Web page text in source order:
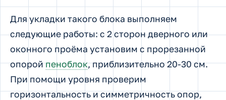
Для укладки такого блока выполняем
следующие работы: с 2 сторон дверного или
оконного проёма установим с прорезанной
опоройпеноблок, приблизительно 20-30 см.
При помощи уровня проверим
горизонтальность и симметричность опор,